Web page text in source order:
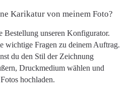
Karikatur von meinem Foto?
Bestellung unseren Konfigurator.
wichtige Fragen zu deinem Auftrag.
du den Stil der Zeichnung
Druckmedium wählen und
hochladen.